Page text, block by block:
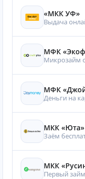
«МКК УФ»
Выдача
МФК
Микрозайм
МФК
Деньги на
МКК «Юта»
Заём
МКК
Первый займ